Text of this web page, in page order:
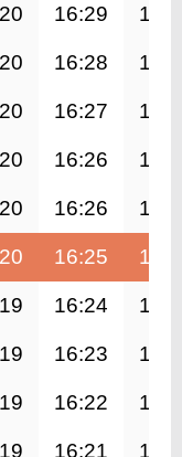
16:29
16:28
16:27
16:26
16:26
16:25
16:24
16:23
16:22
16:21